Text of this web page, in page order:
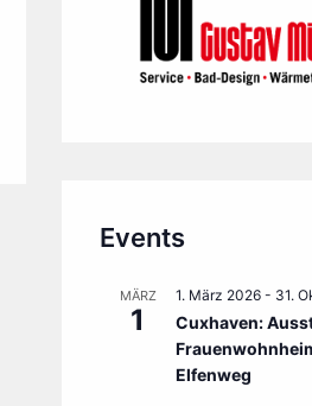
Events
MÄRZ
1
1. März 2026 - 31.
Cuxhaven:
Elfenweg